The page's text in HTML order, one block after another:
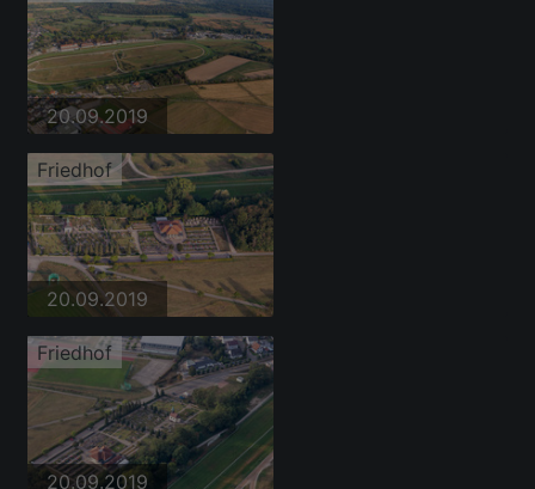
20.09.2019
Friedhof
20.09.2019
Friedhof
20.09.2019